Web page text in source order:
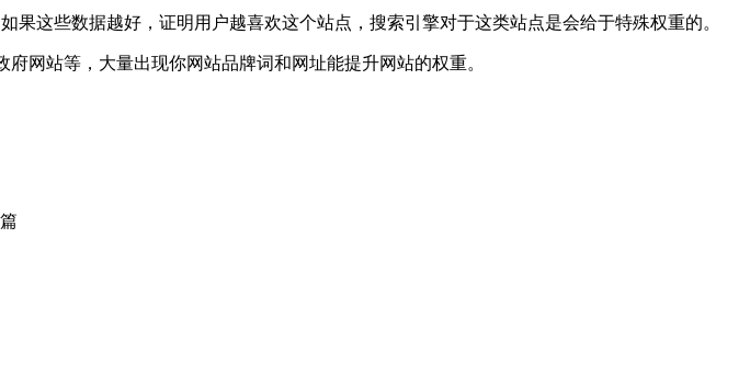
果这些数据越好，证明用户越喜欢这个站点，搜索引擎对于这类站点是会给于特殊权重的。
网站等，大量出现你网站品牌词和网址能提升网站的权重。